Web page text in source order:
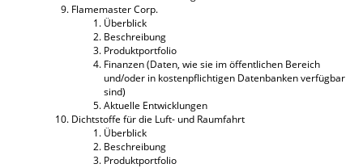
Flamemaster Corp.
Überblick
Beschreibung
Produktportfolio
Finanzen (Daten, wie sie im öffentlichen Bereich
und/oder in kostenpflichtigen Datenbanken verfügbar
sind)
Aktuelle Entwicklungen
Dichtstoffe für die Luft- und Raumfahrt
Überblick
Beschreibung
Produktportfolio